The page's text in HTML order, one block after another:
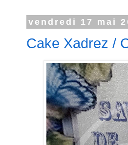
vendredi 17 mai
Cake Xadrez /